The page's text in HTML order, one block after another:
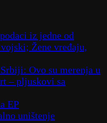
iz jedne od
Žene vređaju,
Ovo su merenja u
– pljuskovi sa
EP
uništenje